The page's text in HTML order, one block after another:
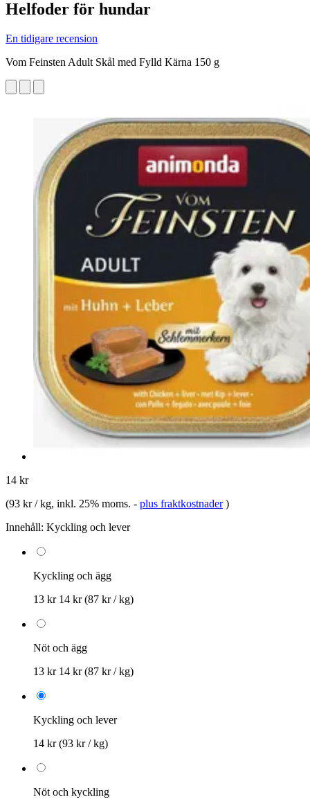
Helfoder för hundar
En tidigare recension
Vom Feinsten Adult Skål med Fylld Kärna 150 g
14 kr
(93 kr / kg, inkl. 25% moms. - plus fraktkostnader )
Innehåll: Kyckling och lever
Kyckling och ägg
13 kr 14 kr (87 kr / kg)
Nöt och ägg
13 kr 14 kr (87 kr / kg)
Kyckling och lever
14 kr(93 kr / kg)
Nöt och kyckling